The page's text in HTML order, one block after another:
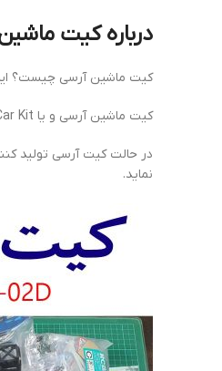
درباره کیت
کیت ماشین آرسی چیست؟ این
کیت ماشین آرسی و یا RC Car Kit بر خلاف موارد «RTR» به معنای Ready To Race و یا Ready To Run می باشد و شامل ماشین کنترلی در حال مونتاژ نشده و قطعات جدا از هم است.
در حالت کیت آرسی تولید
نماید.